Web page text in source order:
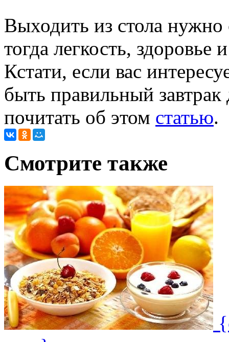
Выходить из стола нужно
тогда легкость, здоровье
Кстати, если вас
быть правильный
почитать об этом статью.
Cмотрите также